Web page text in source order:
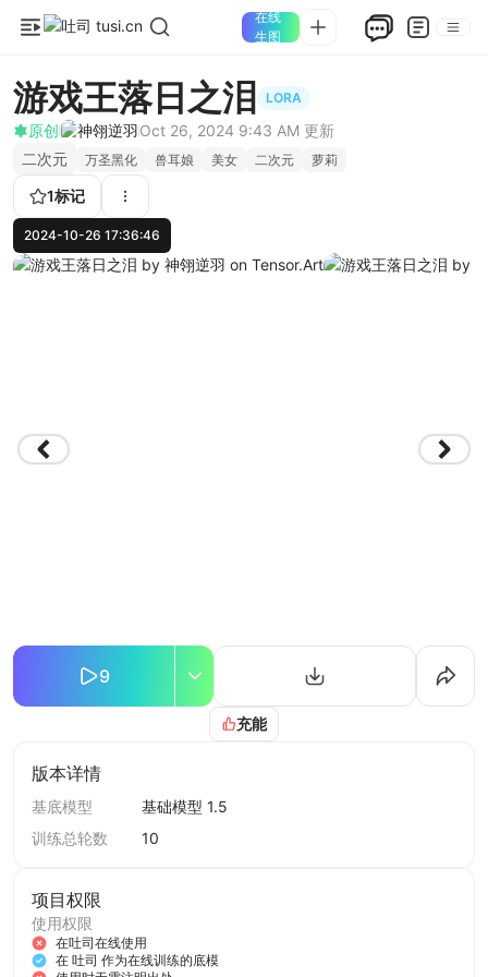
在线
生图
游戏王落日之泪 LORA
原创 神翎逆羽Oct 26, 2024 9:43 AM 更新
二次元
万圣黑化 兽耳娘 美女 二次元 萝莉
1标记
2024-10-26 17:36:46
9
充能
版本详情
基底模型
基础模型 1.5
训练总轮数
10
项目权限
使用权限
在吐司在线使用
在 吐司 作为在线训练的底模